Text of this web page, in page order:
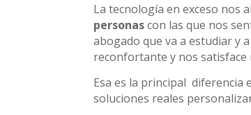
La tecnología en exceso nos
personascon las que nos
abogado que va a estudiar y
reconfortante y nos satisface
Esa es la principal diferencia
soluciones reales